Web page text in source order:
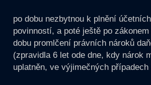
po dobu nezbytnou k plnění
povinností, a poté ještě po
dobu promlčení právních nároků
(zpravidla 6 let ode dne, kdy nárok
uplatněn, ve výjimečných případech